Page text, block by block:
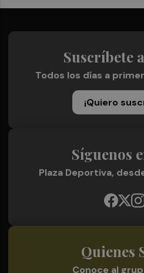
Suscríbete
Todos los días a
¡Quiero
Síguenos
Plaza Deportiva,
Quienes
Conoce al